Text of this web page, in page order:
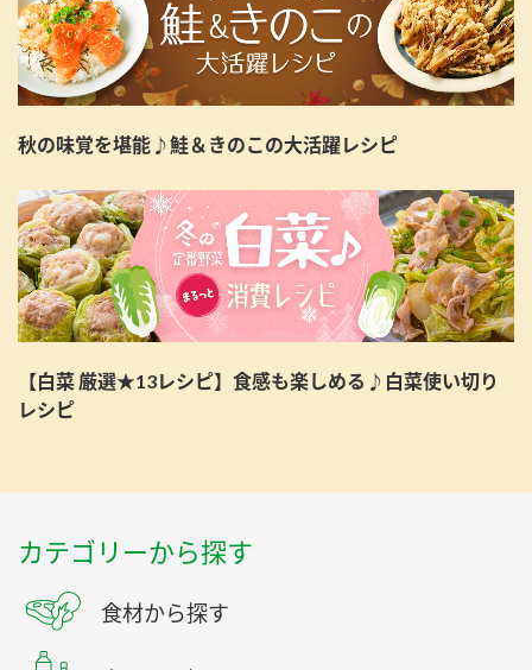
秋の味覚を堪能♪鮭＆きのこの大活躍レシピ
【白菜 厳選★13レシピ】食感も楽しめる♪白菜使い切り
レシピ
カテゴリーから探す
食材から探す